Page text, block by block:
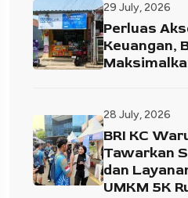
29 July, 2026
Perluas
Keuangan,
28 July, 2026
BRI KC
Tawarkan
dan
UMKM 5K